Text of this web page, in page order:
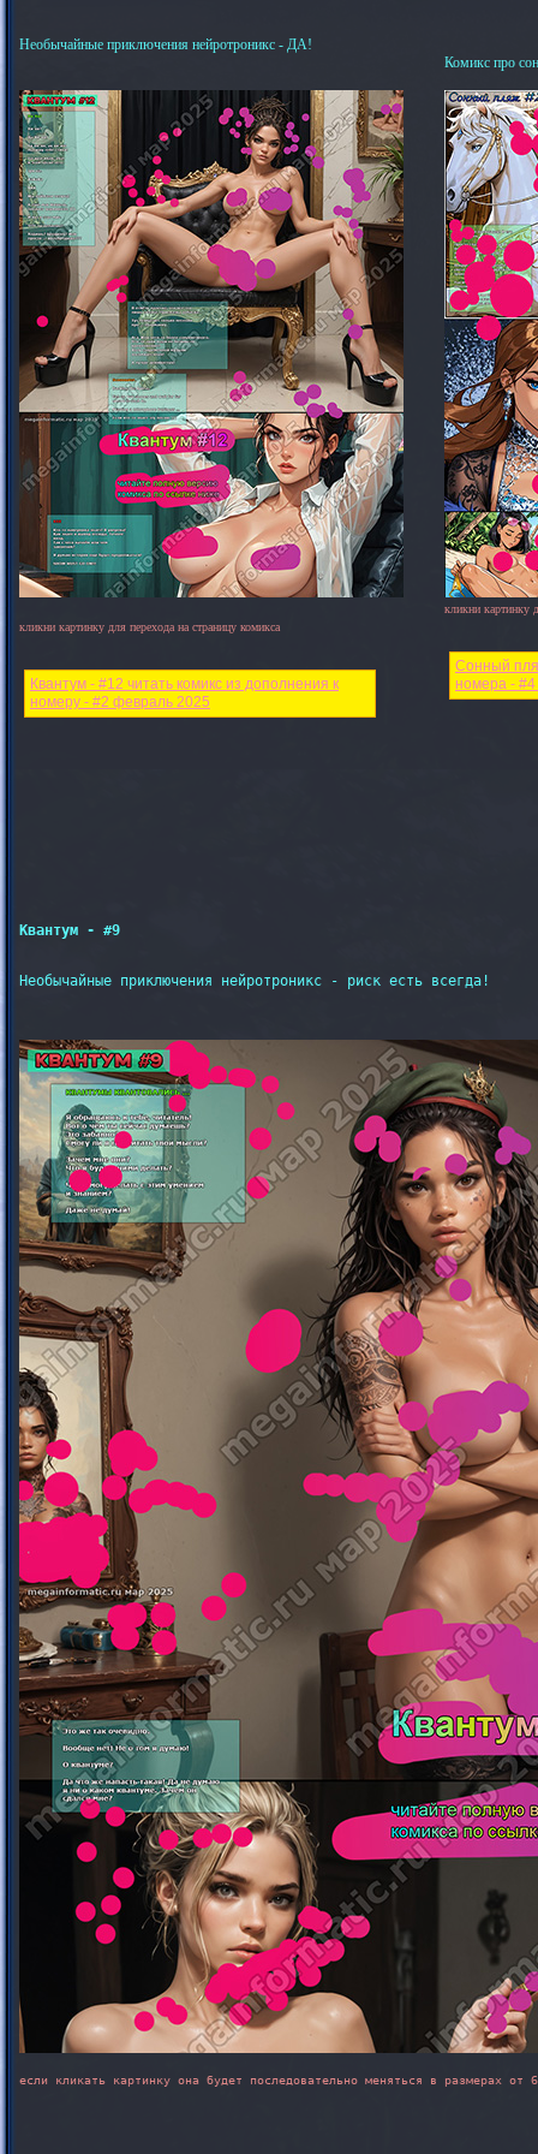
Необычайные приключения нейротроникс - ДА!
кликни картинку для перехода на страницу комикса
Квантум - #12 читать комикс из дополнения к
номеру - #2 февраль 2025
Комикс про
кликни картинку
Сонный
номера -
Квантум - #9
Необычайные приключения нейротроникс - риск есть всегда!
если кликать картинку она будет последовательно меняться в размерах от